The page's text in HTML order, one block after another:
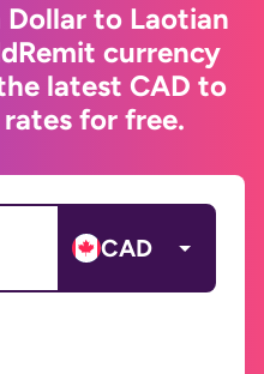
to Laotian
currency
latest CAD to
for free.
CAD